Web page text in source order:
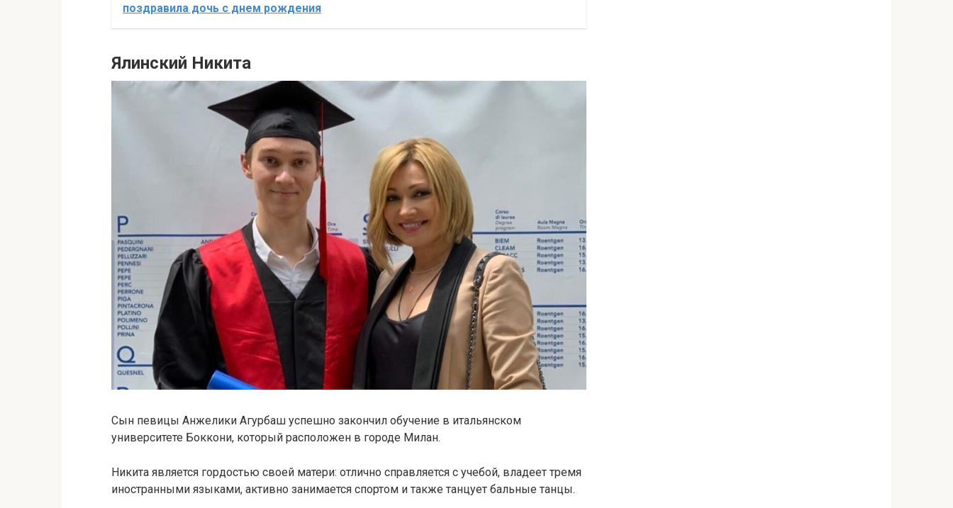
поздравила дочь с днем рождения
Ялинский Никита
Сын певицы Анжелики Агурбаш успешно закончил обучение в итальянском
университете Боккони, который расположен в городе Милан.
Никита является гордостью своей матери: отлично справляется с учебой, владеет тремя
иностранными языками, активно занимается спортом и также танцует бальные танцы.